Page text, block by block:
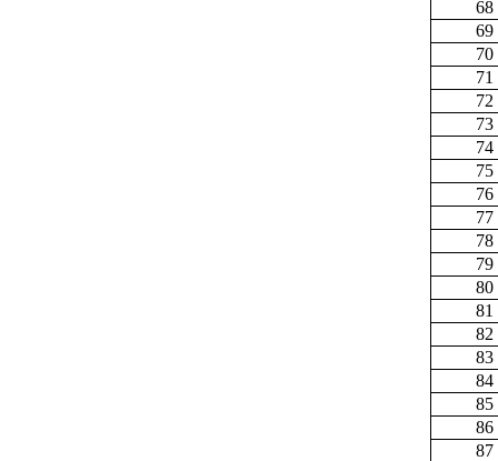
68
69
70
71
72
73
74
75
76
77
78
79
80
81
82
83
84
85
86
87